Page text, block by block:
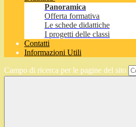
Panoramica
Offerta formativa
Le schede didattiche
I progetti delle classi
Contatti
Informazioni Utili
Campo di ricerca per le pagine del sito